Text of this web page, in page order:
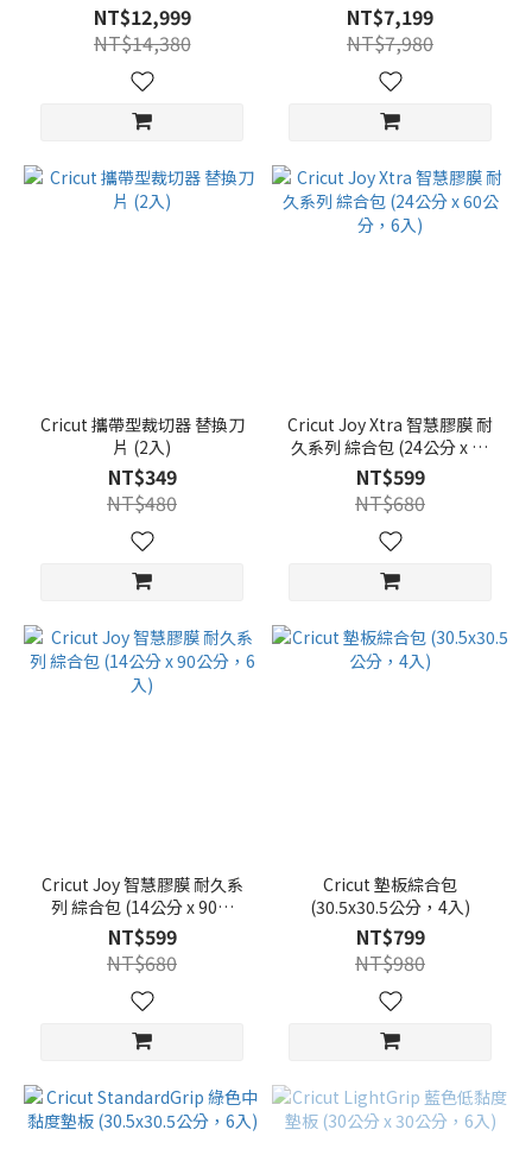
NT$12,999
NT$14,380
NT$7,199
NT$7,980
Cricut 攜帶型裁切器 替換刀
片 (2入)
NT$349
NT$480
Cricut Joy Xtra 智慧膠膜 耐
久系列 綜合包 (24公分 x 60
公分，6入)
NT$599
NT$680
Cricut Joy 智慧膠膜 耐久系
列 綜合包 (14公分 x 90公
分，6入)
NT$599
NT$680
Cricut 墊板綜合包
(30.5x30.5公分，4入)
NT$799
NT$980